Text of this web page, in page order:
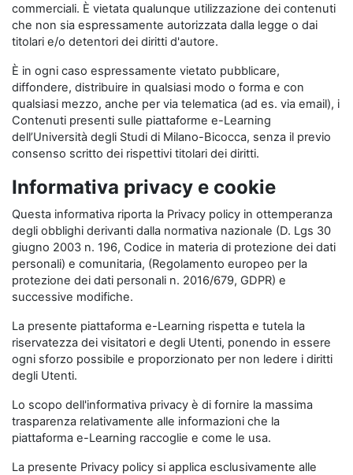
commerciali. È vietata qualunque utilizzazione dei contenuti
che non sia espressamente autorizzata dalla legge o dai
titolari e/o detentori dei diritti d'autore.
È in ogni caso espressamente vietato pubblicare,
diffondere, distribuire in qualsiasi modo o forma e con
qualsiasi mezzo, anche per via telematica (ad es. via email), i
Contenuti presenti sulle piattaforme e-Learning
dell’Università degli Studi di Milano-Bicocca, senza il previo
consenso scritto dei rispettivi titolari dei diritti.
Informativa privacy e cookie
Questa informativa riporta la Privacy policy in ottemperanza
degli obblighi derivanti dalla normativa nazionale (D. Lgs 30
giugno 2003 n. 196, Codice in materia di protezione dei dati
personali) e comunitaria, (Regolamento europeo per la
protezione dei dati personali n. 2016/679, GDPR) e
successive modifiche.
La presente piattaforma e-Learning rispetta e tutela la
riservatezza dei visitatori e degli Utenti, ponendo in essere
ogni sforzo possibile e proporzionato per non ledere i diritti
degli Utenti.
Lo scopo dell'informativa privacy è di fornire la massima
trasparenza relativamente alle informazioni che la
piattaforma e-Learning raccoglie e come le usa.
La presente Privacy policy si applica esclusivamente alle